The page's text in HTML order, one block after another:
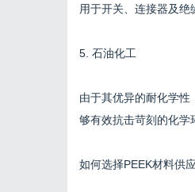
用于开关、连接器及
5. 石油化工
由于其优异的耐化学
够有效抗击苛刻的化学
如何选择PEEK材料供